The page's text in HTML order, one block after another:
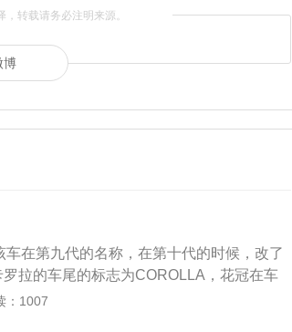
转载请务必注明来源。
博
在第九代的名称，在第十代的时候，改了
拉的车尾的标志为COROLLA，花冠在车
冠区分：英文COROLIA后面有大写的EX
：1007